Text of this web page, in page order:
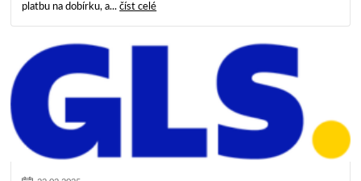
platbu na dobírku, a...číst celé